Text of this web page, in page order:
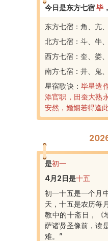
今日是东方七宿毕 ，
东方七宿：角、亢
北方七宿：斗、牛
西方七宿：奎、娄
南方七宿：井、鬼
星宿歌诀： 毕星造
添官职，田蚕大熟
安然，婚姻若得逢
是初一
4月2日是十五
初一十五是一个月
天，十五是农历每
教中的十斋日，《
萨诸贤圣像前，读
难。”